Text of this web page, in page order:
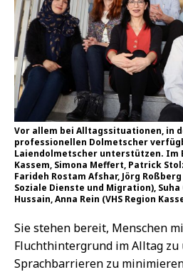
Vor allem bei Alltagssituationen, in
professionellen Dolmetscher
Laiendolmetscher unterstützen. Im
Kassem, Simona Meffert, Patrick
Farideh Rostam Afshar, Jörg
Soziale Dienste und Migration), Suha
Hussain, Anna Rein (VHS Region
Sie stehen bereit, Menschen
Fluchthintergrund im Alltag
Sprachbarrieren zu